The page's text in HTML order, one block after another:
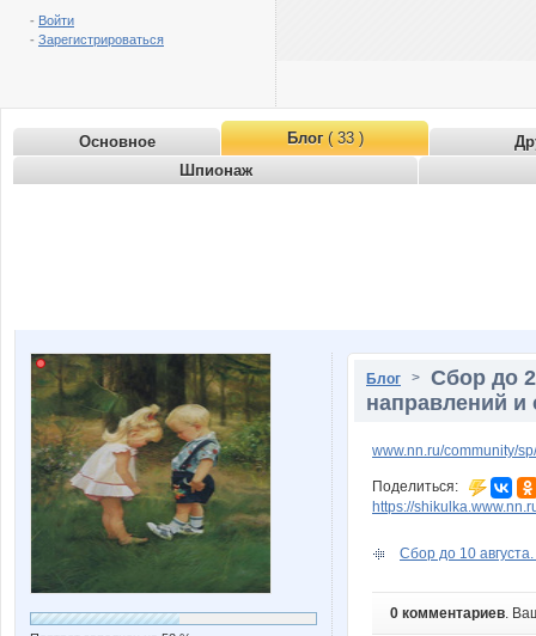
- Войти
- Зарегистрироваться
Основное Блог( 33 )
Шпионаж
Блог > Сбор до
направлений и
www.nn.ru/community/
Поделиться:
https://
Сбор до 10
0 комментариев.